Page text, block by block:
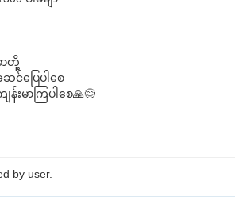
ာတို့
ပြေပါစေ
းမာကြပါစေ🙏😊
by user.